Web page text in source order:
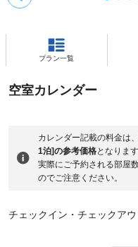
プラン一覧
空室カレンダー
カレンダー記載の料金は
1泊]の参考価格となります
実際にご予約される部屋
のでご注意ください。
チェックイン・チェックア